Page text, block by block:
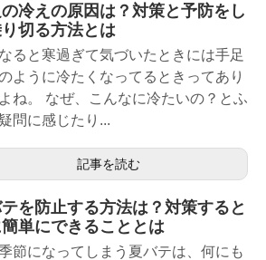
冷えの原因は？対策と予防をし
切る方法とは
ると寒過ぎて気づいたときには手足
ように冷たくなってるときってあり
ね。 なぜ、こんなに冷たいの？とふ
問に感じたり...
記事を読む
を防止する方法は？対策すると
単にできることとは
節になってしまう夏バテは、何にも